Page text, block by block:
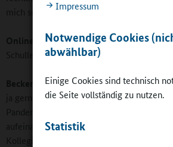
Impressum
Notwendige Cookies
abwählbar)
Einige Cookies sind technisch
die Seite vollständig zu nutzen.
Statistik
mich sehr gut vorbereitet.
Online-Redaktion:Wie viel
Schulleiter?
Becker:
Da muss ich ein bisschen
ja gerne etwas einfacher sein dürfen. Unter
Pandemiebedingungen muss ich oft
aufeinanderfolgenden Vorgaben reagieren.
Kollegium transparent kommunizieren, da